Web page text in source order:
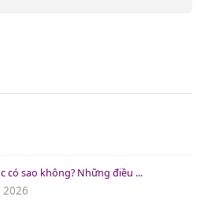
có sao không? Những điều ...